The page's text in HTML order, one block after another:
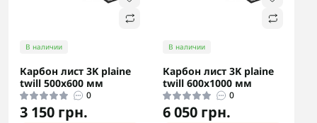
В наличии
Карбон лист 3K plaine
twill 500х600 мм
0
3 150 грн.
В наличии
Карбон лист 3K plaine
twill 600х1000 мм
0
6 050 грн.